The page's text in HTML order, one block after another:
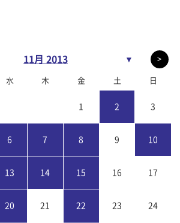
11月 2013 ▼ >
水 木 金 土 日
1 2 3
6 7 8 9 10
13 14 15 16 17
20 21 22 23 24